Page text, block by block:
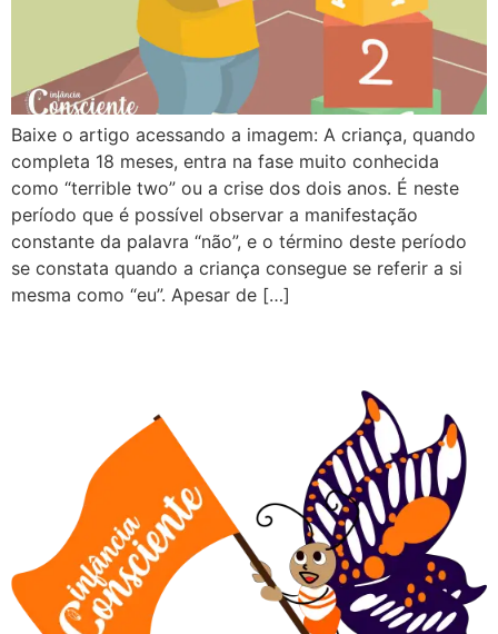
Baixe o artigo acessando a imagem: A criança, quando
completa 18 meses, entra na fase muito conhecida
como “terrible two” ou a crise dos dois anos. É neste
período que é possível observar a manifestação
constante da palavra “não”, e o término deste período
se constata quando a criança consegue se referir a si
mesma como “eu”. Apesar de […]